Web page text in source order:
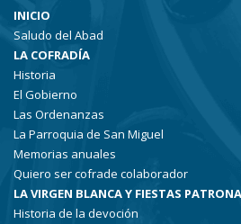
INICIO
Saludo del Abad
LA COFRADÍA
Historia
El Gobierno
Las Ordenanzas
La Parroquia de San Miguel
Memorias anuales
Quiero ser cofrade colaborador
LA VIRGEN BLANCA Y FIESTAS
Historia de la devoción